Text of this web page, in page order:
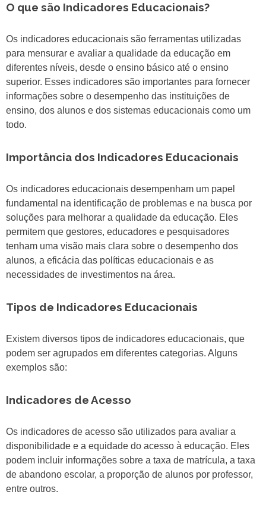
O que são Indicadores Educacionais?
Os indicadores educacionais são ferramentas utilizadas
para mensurar e avaliar a qualidade da educação em
diferentes níveis, desde o ensino básico até o ensino
superior. Esses indicadores são importantes para fornecer
informações sobre o desempenho das instituições de
ensino, dos alunos e dos sistemas educacionais como um
todo.
Importância dos Indicadores Educacionais
Os indicadores educacionais desempenham um papel
fundamental na identificação de problemas e na busca por
soluções para melhorar a qualidade da educação. Eles
permitem que gestores, educadores e pesquisadores
tenham uma visão mais clara sobre o desempenho dos
alunos, a eficácia das políticas educacionais e as
necessidades de investimentos na área.
Tipos de Indicadores Educacionais
Existem diversos tipos de indicadores educacionais, que
podem ser agrupados em diferentes categorias. Alguns
exemplos são:
Indicadores de Acesso
Os indicadores de acesso são utilizados para avaliar a
disponibilidade e a equidade do acesso à educação. Eles
podem incluir informações sobre a taxa de matrícula, a taxa
de abandono escolar, a proporção de alunos por professor,
entre outros.